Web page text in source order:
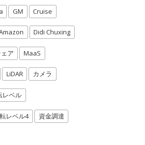
GM Cruise
Didi Chuxing
ア MaaS
LiDAR カメラ
レベル
レベル4 資金調達